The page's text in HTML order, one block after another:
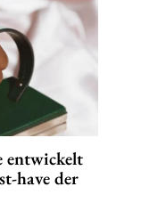
entwickelt
have der